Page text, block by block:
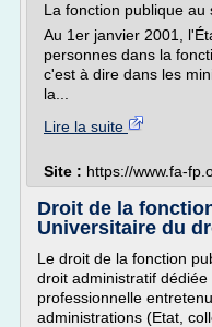
La fonction publique au
Au 1er janvier 2001,
personnes dans la
c'est à dire dans les
la...
Lire la suite
Site : https://www.fa-
Droit de la
Universitaire du
Le droit de la fonction
droit administratif
professionnelle
administrations (Etat,